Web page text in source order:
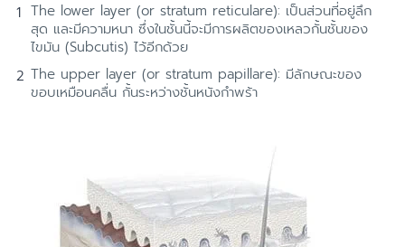
The lower layer (or stratum reticulare): เป็นส่วนที่อยู่ลึก
สุด และมีความหนา ซึ่งในชั้นนี้จะมีการผลิตของเหลวกั้นชั้นของ
ไขมัน (Subcutis) ไว้อีกด้วย
The upper layer (or stratum papillare): มีลักษณะของ
ขอบเหมือนคลื่น กั้นระหว่างชั้นหนังกำพร้า